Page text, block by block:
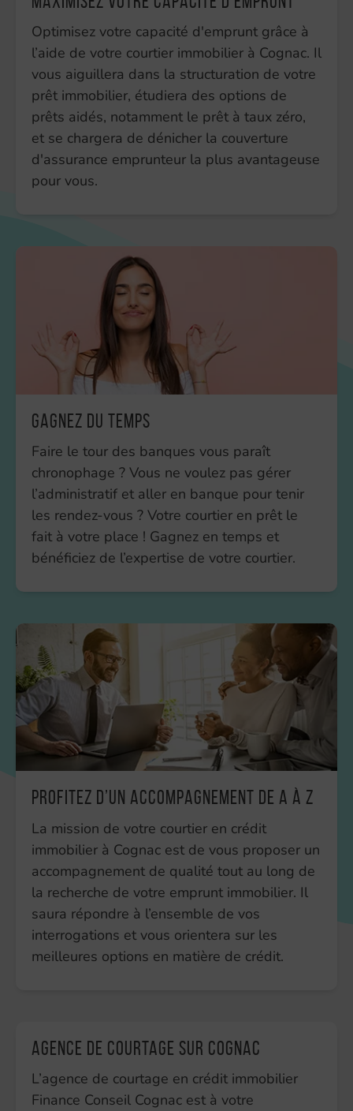
Optimisez votre capacité d'emprunt grâce à
l’aide de votre courtier immobilier à Cognac. Il
vous aiguillera dans la structuration de votre
prêt immobilier, étudiera des options de
prêts aidés, notamment le prêt à taux zéro,
et se chargera de dénicher la couverture
d'assurance emprunteur la plus avantageuse
pour vous.
Gagnez du temps
Faire le tour des banques vous paraît
chronophage ? Vous ne voulez pas gérer
l’administratif et aller en banque pour tenir
les rendez-vous ? Votre courtier en prêt le
fait à votre place ! Gagnez en temps et
bénéficiez de l’expertise de votre courtier.
Profitez d’un accompagnement de A à Z
La mission de votre courtier en crédit
immobilier à Cognac est de vous proposer un
accompagnement de qualité tout au long de
la recherche de votre emprunt immobilier. Il
saura répondre à l’ensemble de vos
interrogations et vous orientera sur les
meilleures options en matière de crédit.
Agence de courtage sur Cognac
L’agence de courtage en crédit immobilier
Finance Conseil Cognac est à votre